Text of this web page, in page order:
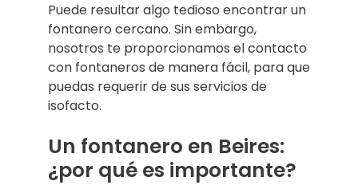
Puede resultar algo tedioso encontrar un
fontanero cercano. Sin embargo,
nosotros te proporcionamos el contacto
con fontaneros de manera fácil, para que
puedas requerir de sus servicios de
isofacto.
Un fontanero en Beires:
¿por qué es importante?